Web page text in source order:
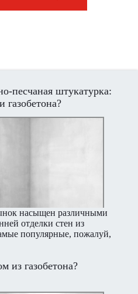
песчаная штукатурка:
газобетона?
насыщен различными
отделки стен из
популярные, пожалуй,
из газобетона?